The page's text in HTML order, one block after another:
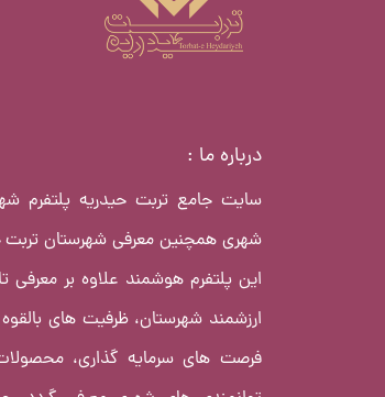
درباره ما :
سایت جامع تربت حیدریه پلتفرم
شهری همچنین معرفی شهرستان
این پلتفرم هوشمند علاوه بر معرفی
ارزشمند شهرستان، ظرفیت های
فرصت های سرمایه گذاری،